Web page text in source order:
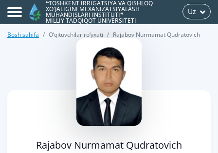
❝TOSHKENT IRRIGATSIYA VA QISHLOQ
XO'JALIGINI MEXANIZATSIYALASH
MUHANDISLARI INSTITUTI❞
MILLIY TADQIQOT UNIVERSITETI
Uz
Bosh sahifa O‘qituvchilar ro‘yxati Rajabov Nurmamat Qudratovich
Rajabov Nurmamat Qudratovich